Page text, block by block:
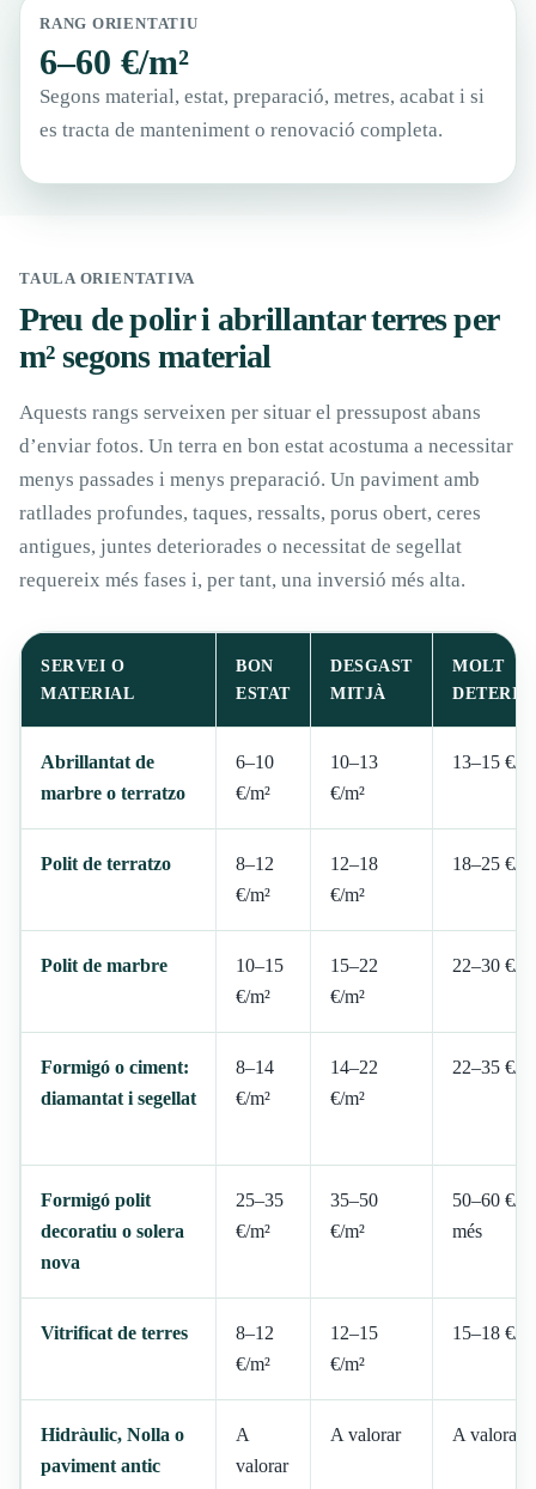
RANG ORIENTATIU
6–60 €/m²
Segons material, estat, preparació, metres, acabat i si
es tracta de manteniment o renovació completa.
TAULA ORIENTATIVA
Preu de polir i abrillantar terres per
m² segons material
Aquests rangs serveixen per situar el pressupost abans
d’enviar fotos. Un terra en bon estat acostuma a necessitar
menys passades i menys preparació. Un paviment amb
ratllades profundes, taques, ressalts, porus obert, ceres
antigues, juntes deteriorades o necessitat de segellat
requereix més fases i, per tant, una inversió més alta.
SERVEI O
MATERIAL
BON
ESTAT
DESGAST
MITJÀ
MOLT
Abrillantat de
marbre o terratzo
6–10
€/m²
10–13
€/m²
13–15 €/
Polit de terratzo
8–12
€/m²
12–18
€/m²
18–25 €/
Polit de marbre
10–15
€/m²
15–22
€/m²
22–30 €/
Formigó o ciment:
diamantat i segellat
8–14
€/m²
14–22
€/m²
22–35 €/
Formigó polit
decoratiu o solera
nova
25–35
€/m²
35–50
€/m²
50–60 €/
més
Vitrificat de terres
8–12
€/m²
12–15
€/m²
15–18 €/
Hidràulic, Nolla o
paviment antic
A
valorar
A valorar A valorar